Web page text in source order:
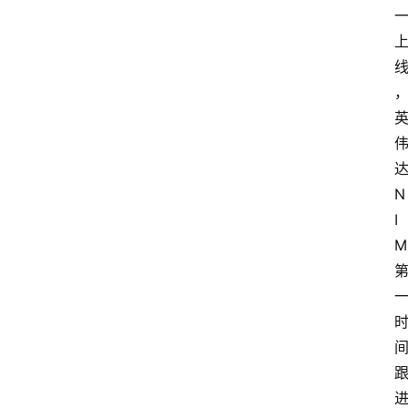
一
上
线
，
英
伟
达
N
I
M
第
一
时
间
跟
进